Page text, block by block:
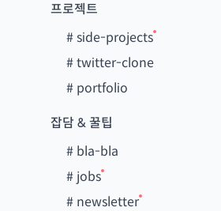
프로젝트
#side-projects
#twitter-clone
# portfolio
잡담 & 꿀팁
# bla-bla
# jobs
# newsletter